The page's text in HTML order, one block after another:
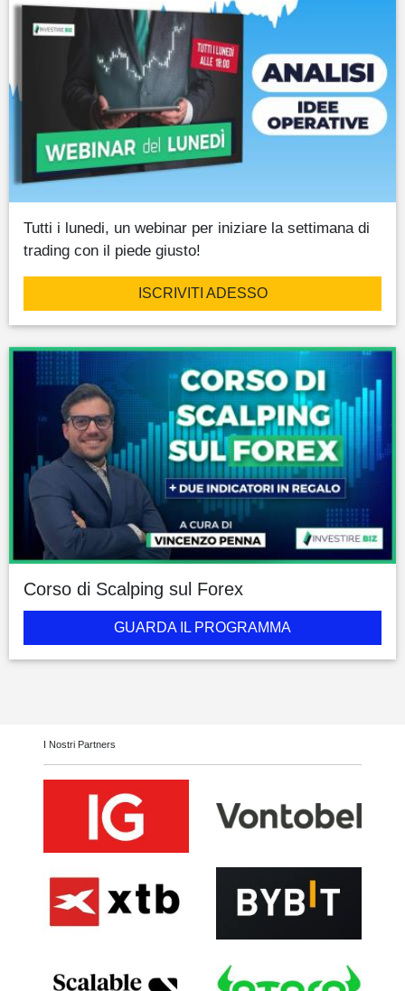
Tutti i lunedi, un webinar per iniziare la settimana di
trading con il piede giusto!
ISCRIVITI ADESSO
Corso di Scalping sul Forex
GUARDA IL PROGRAMMA
I Nostri Partners